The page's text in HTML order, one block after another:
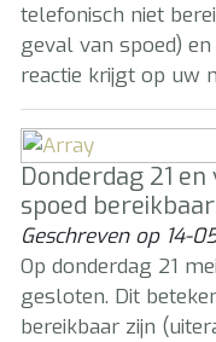
telefonisch niet
geval van spoed)
reactie krijgt op uw
Donderdag 21
spoed bereikbaar
Geschreven op 14-
Op donderdag 21
gesloten. Dit
bereikbaar zijn